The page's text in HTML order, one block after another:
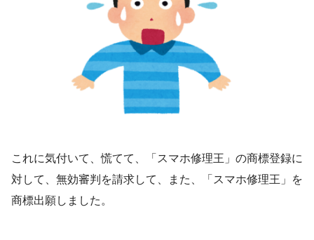
これに気付いて、慌てて、「スマホ修理王」の商標登録に
対して、無効審判を請求して、また、「スマホ修理王」を
商標出願しました。